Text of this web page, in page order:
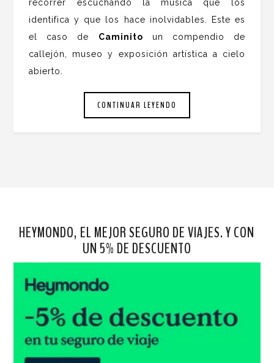
recorrer escuchando la música que los
identifica y que los hace inolvidables. Este es
el caso de Caminito un compendio de
callejón, museo y exposición artística a cielo
abierto.
CONTINUAR LEYENDO
HEYMONDO, EL MEJOR SEGURO DE VIAJES. Y CON
UN 5% DE DESCUENTO